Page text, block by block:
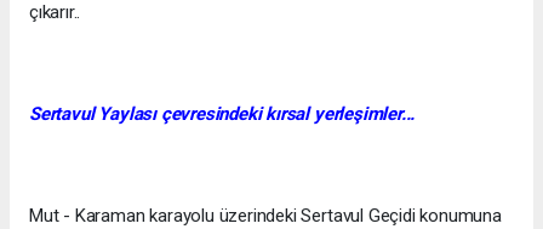
çıkarır..
Sertavul Yaylası çevresindekikırsal yerleşimler...
Mut - Karaman karayolu üzerindeki Sertavul Geçidi konumuna